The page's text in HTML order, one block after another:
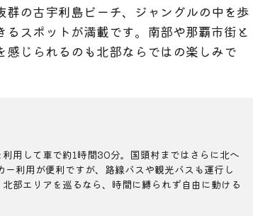
の古宇利島ビーチ、ジャングルの中を歩
スポットが満載です。南部や那覇市街と
じられるのも北部ならではの楽しみで
用して車で約1時間30分。国頭村まではさらに北へ
利用が便利ですが、路線バスや観光バスも運行し
部エリアを巡るなら、時間に縛られず自由に動ける